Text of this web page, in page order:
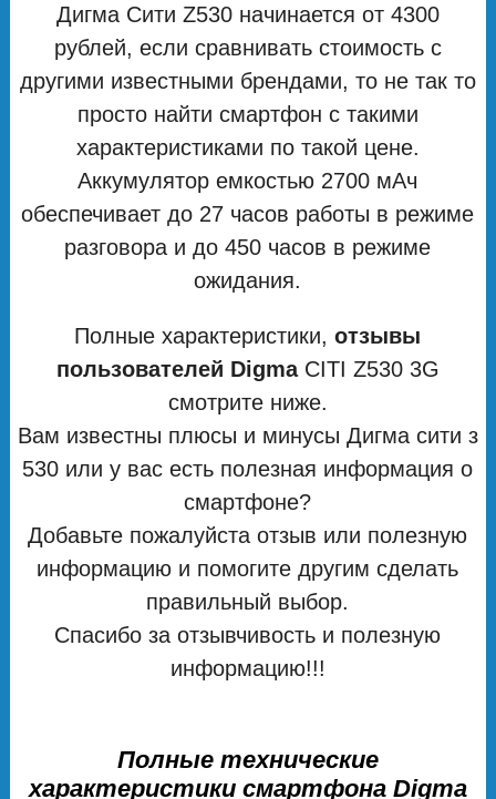
Дигма Сити Z530 начинается от 4300
рублей, если сравнивать стоимость с
другими известными брендами, то не так то
просто найти смартфон с такими
характеристиками по такой цене.
Аккумулятор емкостью 2700 мAч
обеспечивает до 27 часов работы в режиме
разговора и до 450 часов в режиме
ожидания.
Полные характеристики,отзывы
пользователей DigmaCITI Z530 3G
смотрите ниже.
Вам известны плюсы и минусы Дигма сити з
530 или у вас есть полезная информация о
смартфоне?
Добавьте пожалуйста отзыв или полезную
информацию и помогите другим сделать
правильный выбор.
Спасибо за отзывчивость и полезную
информацию!!!
Полные технические
характеристики смартфона Digma